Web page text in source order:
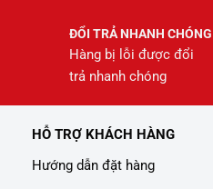
ĐỔI TRẢ NHANH CHÓNG
Hàng bị lỗi được đổi
trả nhanh chóng
HỖ TRỢ KHÁCH HÀNG
Hướng dẫn đặt hàng